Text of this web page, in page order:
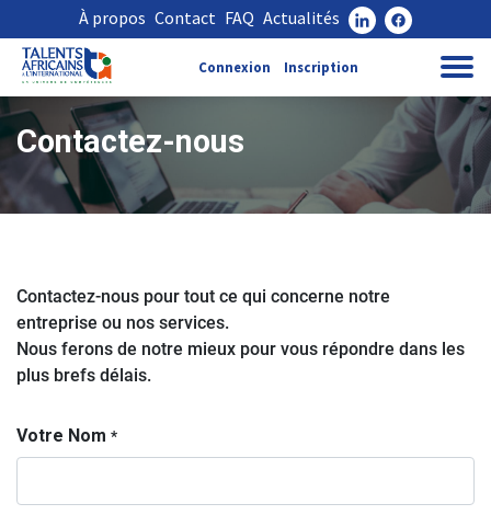
À propos Contact FAQ Actualités
Connexion Inscription
Contactez-nous
Contactez-nous pour tout ce qui concerne notre
entreprise ou nos services.
Nous ferons de notre mieux pour vous répondre dans les
plus brefs délais.
Votre Nom *